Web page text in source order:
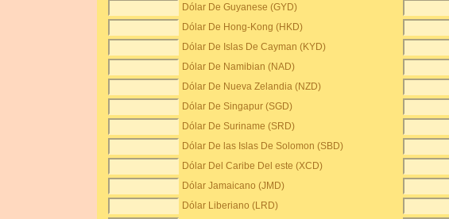
Dólar De Guyanese (GYD)
Dólar De Hong-Kong (HKD)
Dólar De Islas De Cayman (KYD)
Dólar De Namibian (NAD)
Dólar De Nueva Zelandia (NZD)
Dólar De Singapur (SGD)
Dólar De Suriname (SRD)
Dólar De las Islas De Solomon (SBD)
Dólar Del Caribe Del este (XCD)
Dólar Jamaicano (JMD)
Dólar Liberiano (LRD)